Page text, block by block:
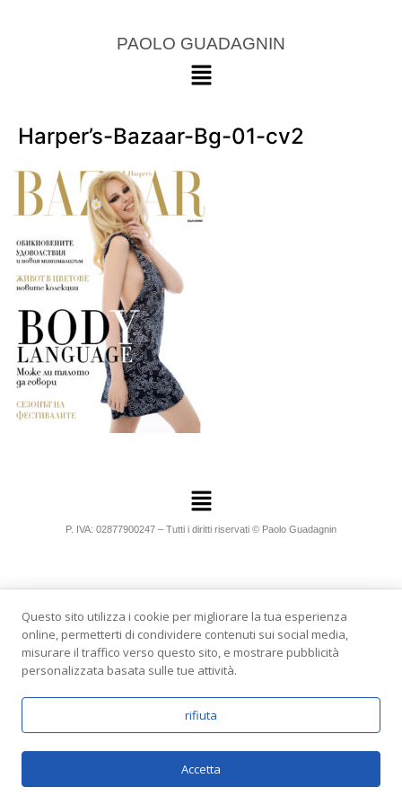
PAOLO GUADAGNIN
Harper’s-Bazaar-Bg-01-cv2
P. IVA: 02877900247 – Tutti i diritti riservati © Paolo Guadagnin
Questo sito utilizza i cookie per migliorare la tua esperienza
online, permetterti di condividere contenuti sui social media,
misurare il traffico verso questo sito, e mostrare pubblicità
personalizzata basata sulle tue attività.
rifiuta
Accetta